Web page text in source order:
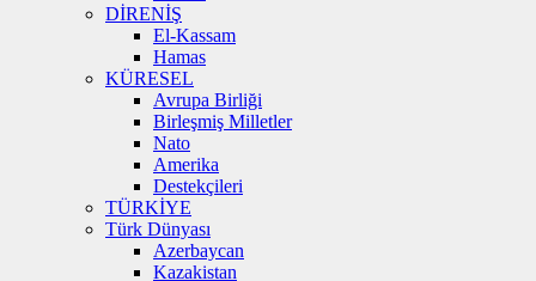
DİRENİŞ
El-Kassam
Hamas
KÜRESEL
Avrupa Birliği
Birleşmiş Milletler
Nato
Amerika
Destekçileri
TÜRKİYE
Türk Dünyası
Azerbaycan
Kazakistan